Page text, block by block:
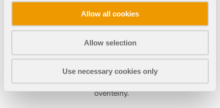
Allow all cookies
Allow selection
Use necessary cookies only
deskou jako přípoj nosníku a
tuhý přípoj s příložkou. Spoje
se posuzují s výstupem téměř
mezihodnot a s grafickým
zobrazením příslušných
aby byl výpočet pro uživatele
vždy srozumitelný a
ověřitelný.